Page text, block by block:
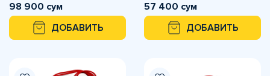
98 900 сум
ДОБАВИТЬ
57 400 сум
ДОБАВИТЬ